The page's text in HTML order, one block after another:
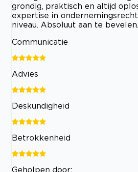
grondig, praktisch en altijd
expertise in
niveau. Absoluut aan te bevelen.
Communicatie
Advies
Deskundigheid
Betrokkenheid
Geholpen door: